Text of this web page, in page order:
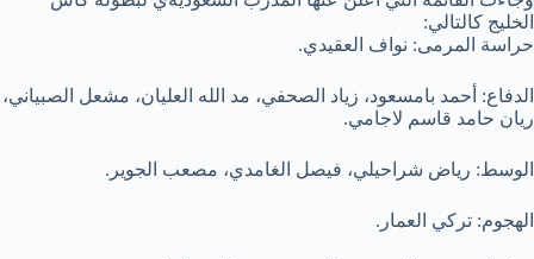
الخليج كالتالي:
حراسة المرمى: نواف العقيدي.
الدفاع: أحمد بامسعود، زياد الصحفي، مد الله العليان، مشعل الصبياني،
ريان حامد قاسم لاجامي.
الوسط: رياض شراحيلي، فيصل الغامدي، مصعب الجوير.
الهجوم: تركي العمار.